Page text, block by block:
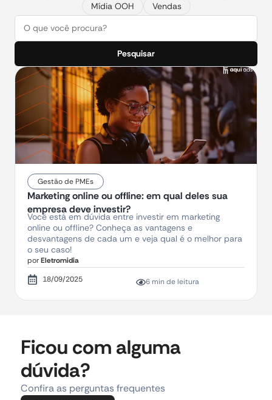
Mídia OOH
Vendas
Pesquisar
Gestão de PMEs
Marketing online ou offline: em qual deles sua
empresa deve investir?
Você está em dúvida entre investir em marketing
online ou offline? Conheça as vantagens e
desvantagens de cada um e veja qual é o melhor para
o seu caso!
porEletromidia
18/09/2025
6 min de leitura
Ficou com alguma
dúvida?
Confira as perguntas frequentes